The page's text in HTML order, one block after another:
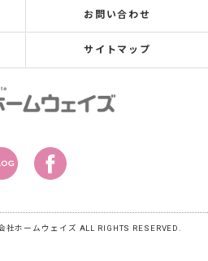
お問い合わせ
サイトマップ
ホームウェイズ ALL RIGHTS RESERVED.